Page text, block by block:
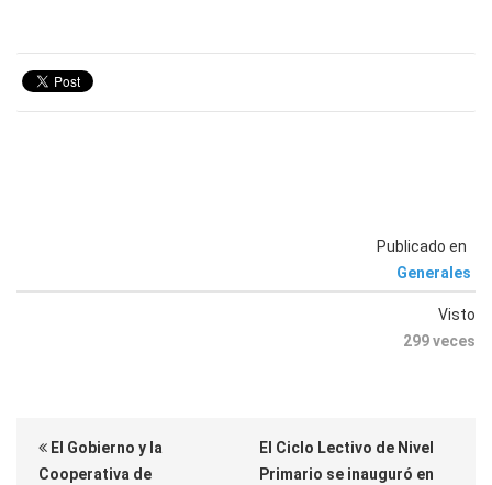
Publicado en
Generales
Visto
299 veces
El Gobierno y la
Cooperativa de
El Ciclo Lectivo de Nivel
Primario se inauguró en